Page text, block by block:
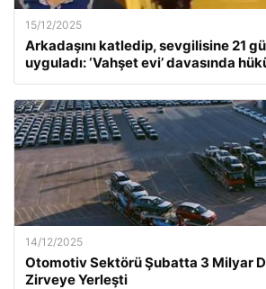
15/12/2025
Arkadaşını katledip, sevgilisine 21
uyguladı: ‘Vahşet evi’ davasında
14/12/2025
Otomotiv Sektörü Şubatta 3 Milyar
Zirveye Yerleşti